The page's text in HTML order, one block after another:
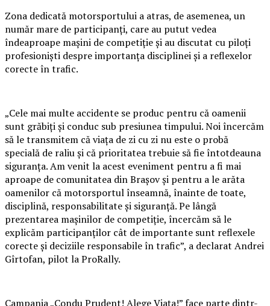
Zona dedicată motorsportului a atras, de asemenea, un
număr mare de participanți, care au putut vedea
îndeaproape mașini de competiție și au discutat cu piloți
profesioniști despre importanța disciplinei și a reflexelor
corecte în trafic.
„Cele mai multe accidente se produc pentru că oamenii
sunt grăbiți și conduc sub presiunea timpului. Noi încercăm
să le transmitem că viața de zi cu zi nu este o probă
specială de raliu și că prioritatea trebuie să fie întotdeauna
siguranța. Am venit la acest eveniment pentru a fi mai
aproape de comunitatea din Brașov și pentru a le arăta
oamenilor că motorsportul înseamnă, înainte de toate,
disciplină, responsabilitate și siguranță. Pe lângă
prezentarea mașinilor de competiție, încercăm să le
explicăm participanților cât de importante sunt reflexele
corecte și deciziile responsabile în trafic”, a declarat Andrei
Gîrtofan, pilot la ProRally.
Campania „Condu Prudent! Alege Viața!” face parte dintr-